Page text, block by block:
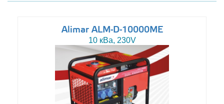
Alimar ALM-D-10000ME
10 кВа, 230V